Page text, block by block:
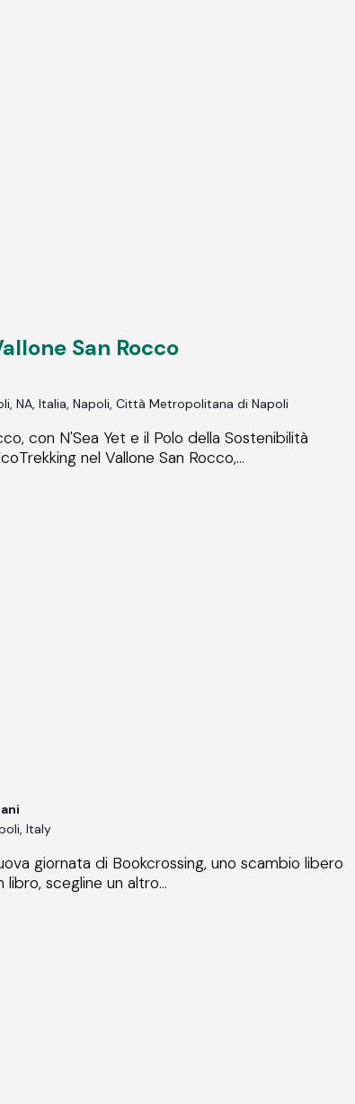
San Rocco
NA, Italia, Napoli, Città Metropolitana di Napoli
con N'Sea Yet e il Polo della Sostenibilità
nel Vallone San Rocco,...
Italy
giornata di Bookcrossing, uno scambio libero
scegline un altro...